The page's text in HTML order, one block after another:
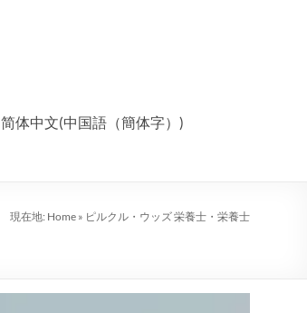
简体中文(中国語（簡体字）)
現在地: Home » ピルクル・ウッズ 栄養士・栄養士